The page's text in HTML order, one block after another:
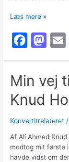
Jeg
ikke
alt
skal
sige
bønnen,
hvordan
jeg
bede?
Læs mere »
F
a
e
b
o
o
k
M
a
st
o
d
o
n
l
Min vej
Knud
Konvertitrelateret
Af Ali Ahmed
modtog mit første
havde vidst om